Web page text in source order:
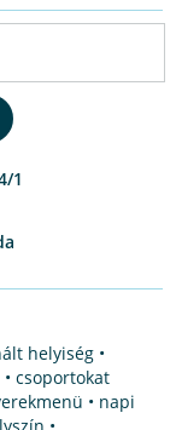
1
helyiség •
csoportokat
• napi